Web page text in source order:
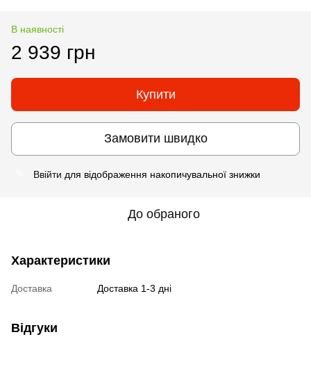
В наявності
2 939 грн
Купити
Замовити швидко
Ввійти для відображення накопичувальної знижки
До обраного
Характеристики
Доставка Доставка 1-3 дні
Відгуки